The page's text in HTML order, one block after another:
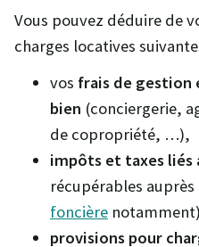
Vous pouvez déduire de
charges locatives
vos frais de gestion
bien (conciergerie,
de copropriété, …),
impôts et taxes liés
récupérables
foncière
provisions pour